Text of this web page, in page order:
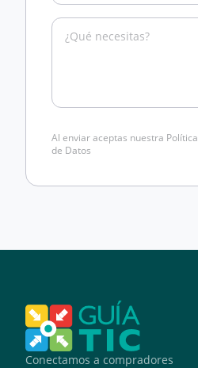
Al enviar aceptas nuestra Política
de Datos
Conectamos a compradores